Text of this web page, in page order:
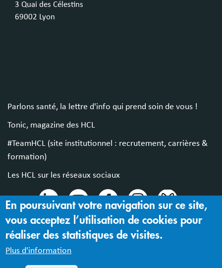
3 Quai des Célestins
69002 Lyon
Parlons santé, la lettre d'info qui prend soin de vous !
Tonic, magazine des HCL
#TeamHCL (site institutionnel : recrutement, carrières &
formation)
Les HCL sur les réseaux sociaux
Mentions légales |
Accessibilité : partiellement conforme
En poursuivant votre navigation sur ce site,
vous acceptez l’utilisation de cookies pour
réaliser des statistiques de visites.
Plus d'information